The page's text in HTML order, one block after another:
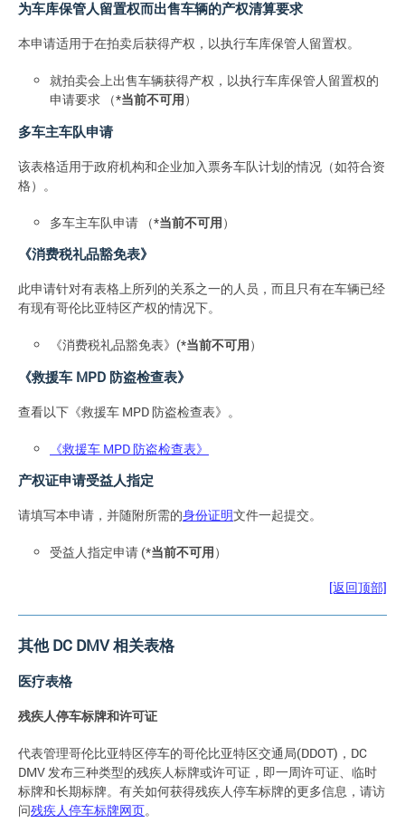
为车库保管人留置权而出售车辆的产权清算要求
本申请适用于在拍卖后获得产权，以执行车库保管人留置权。
就拍卖会上出售车辆获得产权，以执行车库保管人留置权的
申请要求 （*当前不可用）
多车主车队申请
该表格适用于政府机构和企业加入票务车队计划的情况（如符合资
格）。
多车主车队申请 （*当前不可用）
《消费税礼品豁免表》
此申请针对有表格上所列的关系之一的人员，而且只有在车辆已经
有现有哥伦比亚特区产权的情况下。
《消费税礼品豁免表》(*当前不可用）
《救援车 MPD 防盗检查表》
查看以下《救援车 MPD 防盗检查表》。
《救援车 MPD 防盗检查表》
产权证申请受益人指定
请填写本申请，并随附所需的身份证明文件一起提交。
受益人指定申请 (*当前不可用）
[返回顶部]
其他 DC DMV 相关表格
医疗表格
残疾人停车标牌和许可证
代表管理哥伦比亚特区停车的哥伦比亚特区交通局(DDOT)，DC
DMV 发布三种类型的残疾人标牌或许可证，即一周许可证、临时
标牌和长期标牌。有关如何获得残疾人停车标牌的更多信息，请访
问残疾人停车标牌网页。